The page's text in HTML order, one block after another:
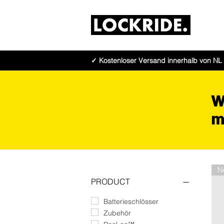
✓ Kostenloser Versand innerhalb von NL
PRODUCT
Batterieschlösser
Zubehör